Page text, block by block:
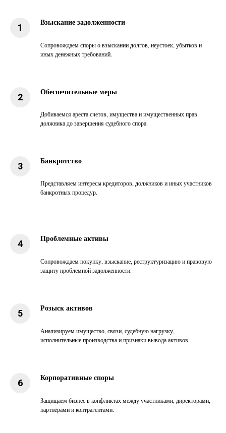
Взыскание задолженности
Сопровождаем споры о взыскании долгов, неустоек, убытков и
иных денежных требований.
Обеспечительные меры
Добиваемся ареста счетов, имущества и имущественных прав
должника до завершения судебного спора.
Банкротство
Представляем интересы кредиторов, должников и иных участников
банкротных процедур.
Проблемные активы
Сопровождаем покупку, взыскание, реструктуризацию и правовую
защиту проблемной задолженности.
Розыск активов
Анализируем имущество, связи, судебную нагрузку,
исполнительные производства и признаки вывода активов.
Корпоративные споры
Защищаем бизнес в конфликтах между участниками, директорами,
партнёрами и контрагентами.